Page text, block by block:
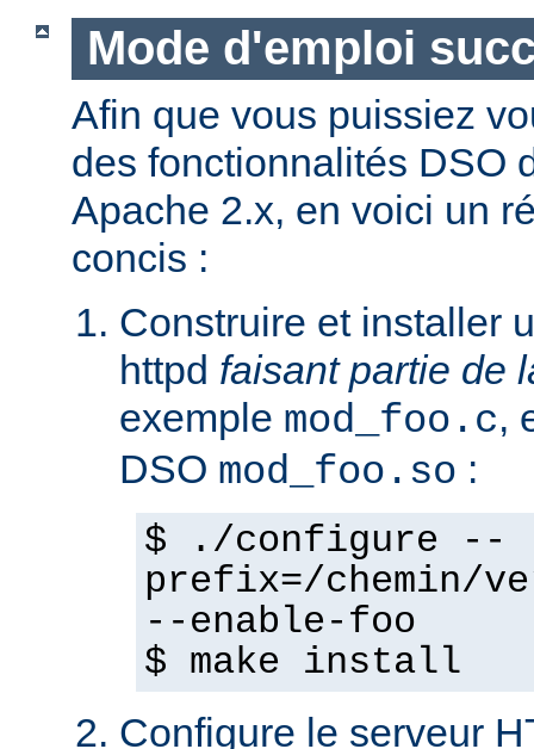
Mode d'emploi
Afin que vous puissiez
des fonctionnalités DSO
Apache 2.x, en voici un
concis :
Construire et installer
httpd faisant partie de
exemple mod_foo.c,
DSO mod_foo.so :
$ ./configure --
prefix=/chemin/
--enable-foo
$ make install
Configure le serveur